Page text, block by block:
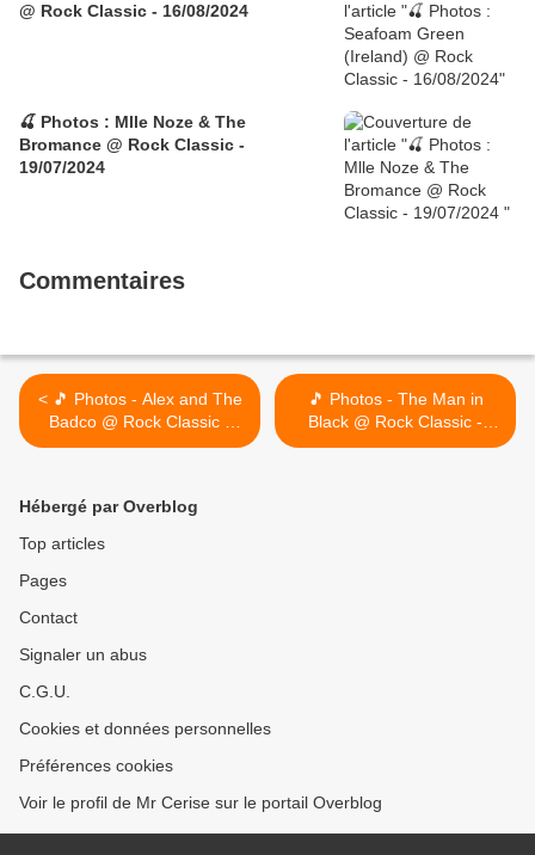
@ Rock Classic - 16/08/2024
🍒 Photos : Mlle Noze & The
Bromance @ Rock Classic -
19/07/2024
Commentaires
< 🎵 Photos - Alex and The
Badco @ Rock Classic -
21/09/2023
🎵 Photos - The Man in
Black @ Rock Classic -
23/09/2023 >
Hébergé par Overblog
Top articles
Pages
Contact
Signaler un abus
C.G.U.
Cookies et données personnelles
Préférences cookies
Voir le profil de Mr Cerise sur le portail Overblog